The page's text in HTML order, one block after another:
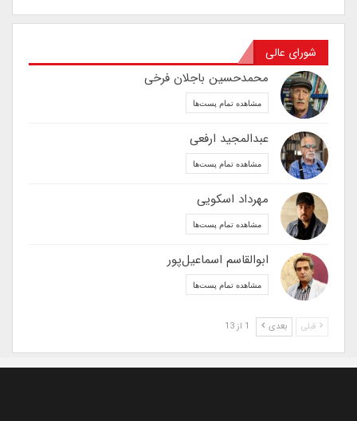
شورای عالی
محمدحسین باجلان فرخی
مشاهده تمام پست‌ها
عبدالمجید ارفعی
مشاهده تمام پست‌ها
مهرداد اسکویی
مشاهده تمام پست‌ها
ابوالقاسم اسماعیل‌پور
مشاهده تمام پست‌ها
قبلی بعدی